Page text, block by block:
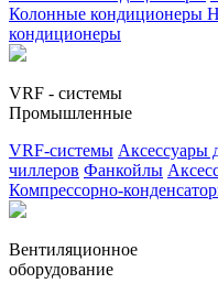
Колонные кондиционеры
кондиционеры
VRF - системы
Промышленные
VRF-системы Аксессуары
чиллеров Фанкойлы
Компрессорно-
Вентиляционное
оборудование